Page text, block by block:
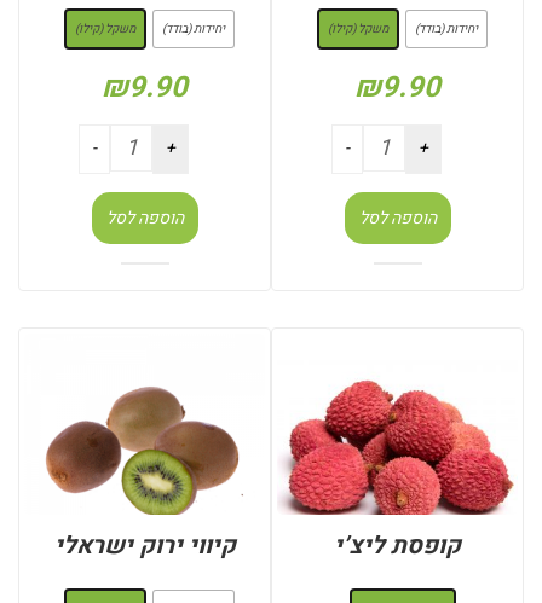
יחידות (בודד) משקל (קילו)
₪9.90
הוספה לסל
יחידות (בודד) משקל (קילו)
₪9.90
הוספה לסל
קופסת ליצ’י קיווי ירוק ישראלי